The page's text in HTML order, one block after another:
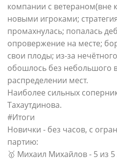
компании с ветераном(вне
новыми игроками;
промахнулась; попалась
опровержение на месте;
свои плоды; из-за
обошлось без небольшого
распределении мест.
Наиболее сильных
Тахаутдинова.
#Итоги
Новички - без часов, с
партию:
🥇 Михаил Михайлов - 5 из 5